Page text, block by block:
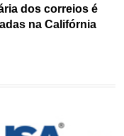
dos correios é
na Califórnia